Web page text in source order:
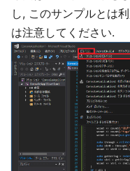
し, このサンプルとは
は注意してください.